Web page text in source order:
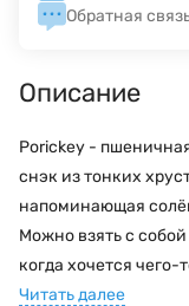
Обратная
Описание
Porickey -
снэк из тонких
напоминающая
Можно взять с
когда хочется чего-
Читать далее